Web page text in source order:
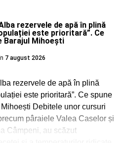
rezervele de apă în plină
este prioritară”. Ce
Barajul Mihoești
7 august 2026
rezervele de apă în plină
este prioritară”. Ce spune
Debitele unor cursuri
pâraiele Valea Caselor și
Câmpeni, au scăzut